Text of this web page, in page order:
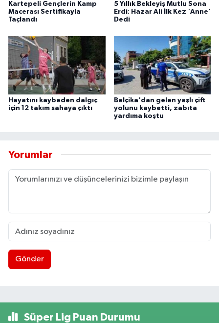
Kartepeli Gençlerin Kamp
Macerası Sertifikayla
Taçlandı
5 Yıllık Bekleyiş Mutlu Sona
Erdi: Hazar Ali İlk Kez 'Anne'
Dedi
Hayatını kaybeden dalgıç
için 12 takım sahaya çıktı
Belçika'dan gelen yaşlı çift
yolunu kaybetti, zabıta
yardıma koştu
Yorumlar
Gönder
Süper Lig Puan Durumu